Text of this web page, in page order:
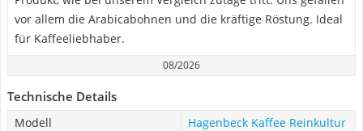
vor allem die Arabicabohnen und die kräftige Röstung. Ideal
für Kaffeeliebhaber.
08/2026
Technische Details
Modell
Hagenbeck Kaffee Reinkultur